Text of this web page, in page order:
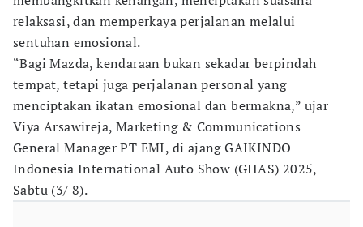
relaksasi, dan memperkaya perjalanan melalui
sentuhan emosional.
“Bagi Mazda, kendaraan bukan sekadar berpindah
tempat, tetapi juga perjalanan personal yang
menciptakan ikatan emosional dan bermakna,” ujar
Viya Arsawireja, Marketing & Communications
General Manager PT EMI, di ajang GAIKINDO
Indonesia International Auto Show (GIIAS) 2025,
Sabtu (3/ 8).